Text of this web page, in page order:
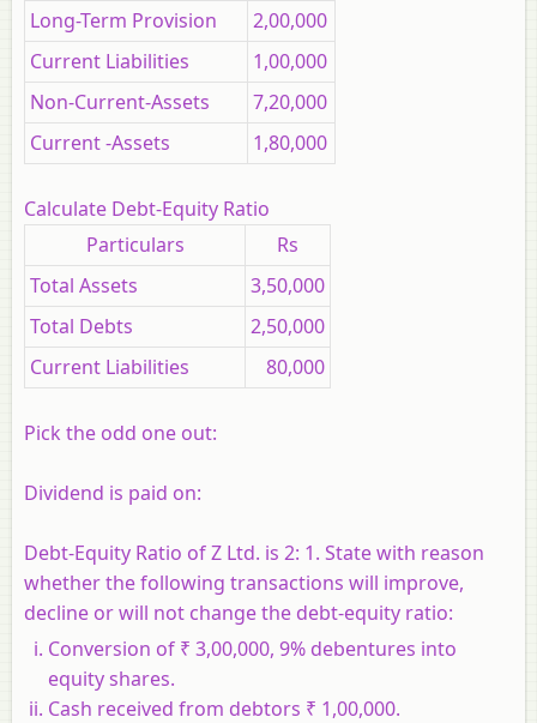
Long-Term Provision
2,00,000
Current Liabilities
1,00,000
Non-Current-Assets
7,20,000
Current -Assets
1,80,000
Calculate Debt-Equity Ratio
Particulars
Rs
Total Assets
3,50,000
Total Debts
2,50,000
Current Liabilities
80,000
Pick the odd one out:
Dividend is paid on:
Debt-Equity Ratio of Z Ltd. is 2: 1. State with reason
whether the following transactions will improve,
decline or will not change the debt-equity ratio:
Conversion of ₹ 3,00,000, 9% debentures into
equity shares.
Cash received from debtors ₹ 1,00,000.